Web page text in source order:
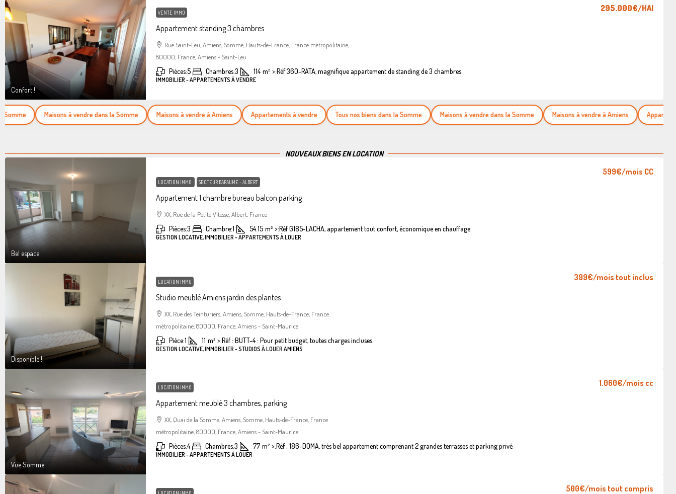
Confort !
VENTE IMMO
Appartement standing 3 chambres
295.000€/HAI
Rue Saint-Leu, Amiens, Somme, Hauts-de-France, France métropolitaine,
80000, France, Amiens - Saint-Leu
Pièces:5 Chambres:3 114 m² >:Réf 360-RATA, magnifique appartement de standing de 3 chambres.
IMMOBILIER - APPARTEMENTS À VENDRE
Maisons à vendre dans la Somme Maisons à vendre à Amiens Appartements à vendre Tous nos biens dans la Somme Maisons à vendre dans la Somme Maisons à vendre à Amiens Appartements
NOUVEAUX BIENS EN LOCATION
Bel espace
LOCATION IMMO SECTEUR BAPAUME - ALBERT
Appartement 1 chambre bureau balcon parking
599€/mois CC
XX, Rue de la Petite Vitesse, Albert, France
Pièces:3 Chambre:1 54.15 m² >:Réf G185-LACHA, appartement tout confort, économique en chauffage.
GESTION LOCATIVE, IMMOBILIER - APPARTEMENTS À LOUER
Disponible !
LOCATION IMMO
Studio meublé Amiens jardin des plantes
399€/mois tout inclus
XX, Rue des Teinturiers, Amiens, Somme, Hauts-de-France, France
métropolitaine, 80000, France, Amiens - Saint-Maurice
Pièce:1 11 m² >:Réf : BUTT-4 : Pour petit budget, toutes charges incluses.
GESTION LOCATIVE, IMMOBILIER - STUDIOS À LOUER AMIENS
Vue Somme
LOCATION IMMO
Appartement meublé 3 chambres, parking
1.060€/mois cc
XX, Quai de la Somme, Amiens, Somme, Hauts-de-France, France
métropolitaine, 80000, France, Amiens - Saint-Maurice
Pièces:4 Chambres:3 77 m² >:Réf : 186-DOMA, très bel appartement comprenant 2 grandes terrasses et parking privé
IMMOBILIER - APPARTEMENTS À LOUER
500€/mois tout compris